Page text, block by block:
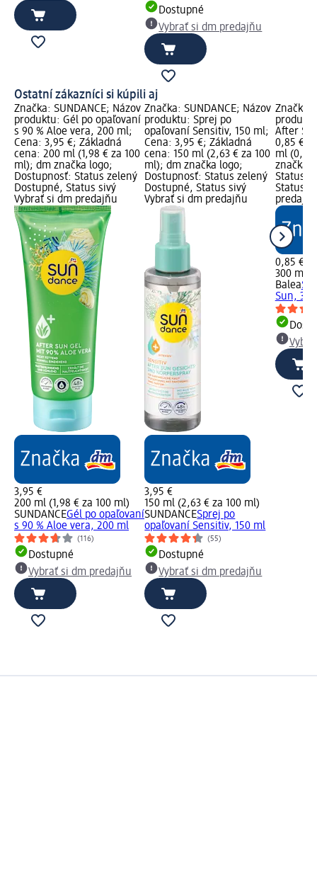
Dostupné
Vybrať si dm predajňu
Ostatní zákazníci si kúpili aj
Značka: SUNDANCE; Názov
produktu: Gél po opaľovaní
s 90 % Aloe vera, 200 ml;
Cena: 3,95 €; Základná
cena: 200 ml (1,98 € za 100
ml); dm značka logo;
Dostupnosť: Status zelený
Dostupné, Status sivý
Vybrať si dm predajňu
3,95 €
200 ml (1,98 € za 100 ml)
SUNDANCEGél po opaľovaní
s 90 % Aloe vera, 200 ml
(116)
Dostupné
Vybrať si dm predajňu
Značka: SUNDANCE; Názov
produktu: Sprej po
opaľovaní Sensitiv, 150 ml;
Cena: 3,95 €; Základná
cena: 150 ml (2,63 € za 100
ml); dm značka logo;
Dostupnosť: Status zelený
Dostupné, Status sivý
Vybrať si dm predajňu
3,95 €
150 ml (2,63 € za 100 ml)
SUNDANCESprej po
opaľovaní Sensitiv, 150 ml
(55)
Dostupné
Vybrať si dm predajňu
Značka:
After
0,85 €;
ml (0,28
značka
Status
Status
predajňu
0,85 €
300 ml
Balea
Sun,